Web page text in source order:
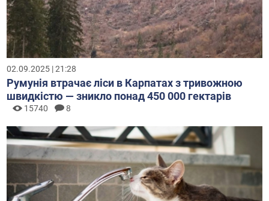
02.09.2025 | 21:28
Румунія втрачає ліси в Карпатах з тривожною
швидкістю — зникло понад 450 000 гектарів
15740 8